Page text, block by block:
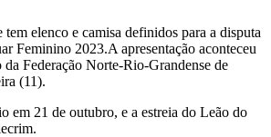
elenco e camisa definidos para a disputa
Feminino 2023.A apresentação aconteceu
Federação Norte-Rio-Grandense de
(11).
em 21 de outubro, e a estreia do Leão do